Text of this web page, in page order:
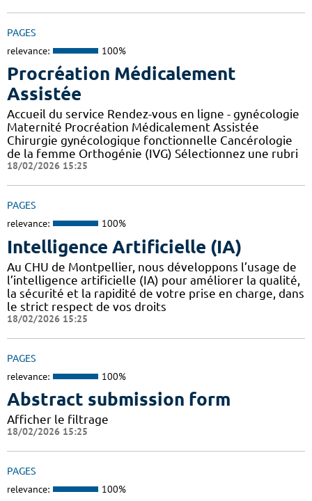
PAGES
relevance: 100%
Procréation Médicalement
Assistée
Accueil du service Rendez-vous en ligne - gynécologie
Maternité Procréation Médicalement Assistée
Chirurgie gynécologique fonctionnelle Cancérologie
de la femme Orthogénie (IVG) Sélectionnez une rubri
18/02/2026 15:25
PAGES
relevance: 100%
Intelligence Artificielle (IA)
Au CHU de Montpellier, nous développons l’usage de
l’intelligence artificielle (IA) pour améliorer la qualité,
la sécurité et la rapidité de votre prise en charge, dans
le strict respect de vos droits
18/02/2026 15:25
PAGES
relevance: 100%
Abstract submission form
Afficher le filtrage
18/02/2026 15:25
PAGES
relevance: 100%